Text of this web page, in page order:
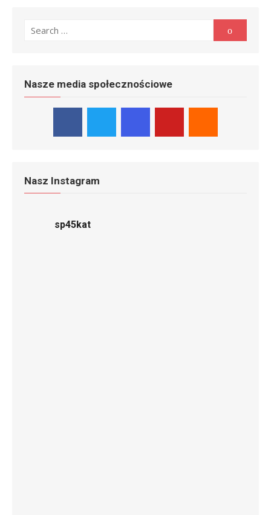
for:
Nasze media społecznościowe
Nasz Instagram
sp45kat